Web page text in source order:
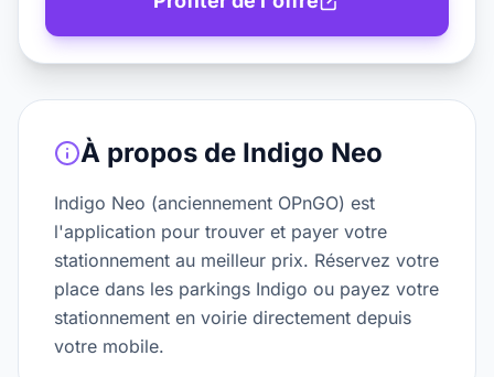
À propos de Indigo Neo
Indigo Neo (anciennement OPnGO) est
l'application pour trouver et payer votre
stationnement au meilleur prix. Réservez votre
place dans les parkings Indigo ou payez votre
stationnement en voirie directement depuis
votre mobile.